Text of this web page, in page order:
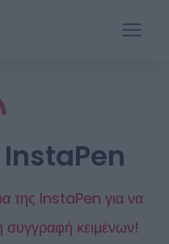
InstaPen
της InstaPen για να
κειμένων!